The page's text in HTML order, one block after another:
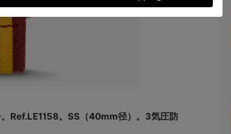
Ref.LE1158。SS（40mm径）。3気圧防